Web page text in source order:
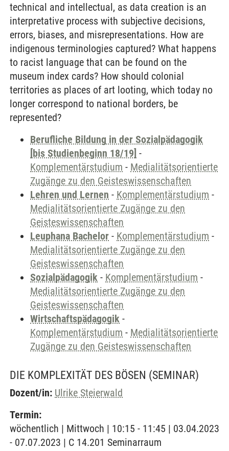
technical and intellectual, as data creation is an
interpretative process with subjective decisions,
errors, biases, and misrepresentations. How are
indigenous terminologies captured? What happens
to racist language that can be found on the
museum index cards? How should colonial
territories as places of art looting, which today no
longer correspond to national borders, be
represented?
Berufliche Bildung in der Sozialpädagogik
[bis Studienbeginn 18/19] -
Komplementärstudium - Medialitätsorientierte
Zugänge zu den Geisteswissenschaften
Lehren und Lernen - Komplementärstudium -
Medialitätsorientierte Zugänge zu den
Geisteswissenschaften
Leuphana Bachelor - Komplementärstudium -
Medialitätsorientierte Zugänge zu den
Geisteswissenschaften
Sozialpädagogik - Komplementärstudium -
Medialitätsorientierte Zugänge zu den
Geisteswissenschaften
Wirtschaftspädagogik -
Komplementärstudium - Medialitätsorientierte
Zugänge zu den Geisteswissenschaften
DIE KOMPLEXITÄT DES BÖSEN (SEMINAR)
Dozent/in: Ulrike Steierwald
Termin:
wöchentlich | Mittwoch | 10:15 - 11:45 | 03.04.2023
- 07.07.2023 | C 14.201 Seminarraum